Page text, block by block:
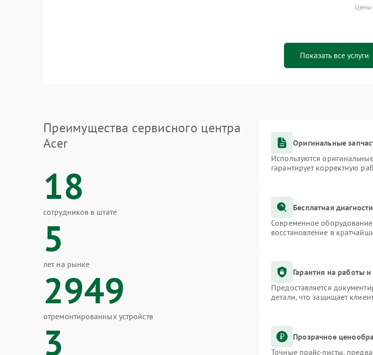
Цены
Показать все услуги
Преимущества сервисного центра
Acer
18
сотрудников в штате
5
лет на рынке
2949
отремонтированных устройств
3
Оригинальные
Используются
гарантирует корректную
Бесплатная
Современное
восстановление в
Гарантия на работы и
Предоставляется
детали, что защищает
Прозрачное
Точные прайс-листы,